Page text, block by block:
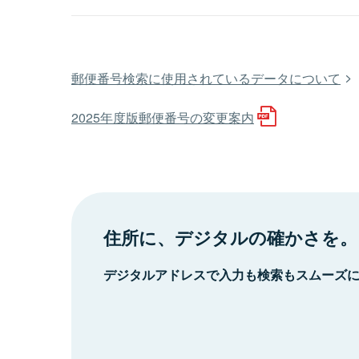
郵便番号検索に使用されているデータについて
2025年度版郵便番号の変更案内
住所に、デジタルの確かさを。
デジタルアドレスで入力も検索もスムーズ